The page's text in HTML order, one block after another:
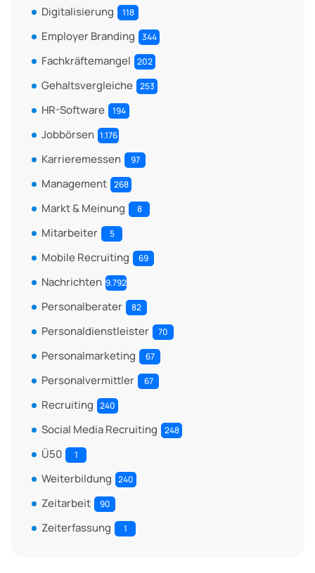
Digitalisierung 118
Employer Branding 344
Fachkräftemangel 202
Gehaltsvergleiche 253
HR-Software 194
Jobbörsen 1.176
Karrieremessen 97
Management 268
Markt & Meinung 8
Mitarbeiter 5
Mobile Recruiting 69
Nachrichten 9.792
Personalberater 82
Personaldienstleister 70
Personalmarketing 67
Personalvermittler 67
Recruiting 240
Social Media Recruiting 248
Ü50 1
Weiterbildung 240
Zeitarbeit 90
Zeiterfassung 1